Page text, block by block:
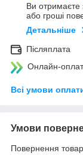
Ви отримаєте
або гроші
Детальніше
Післяплата
Онлайн-
Всі умови
Умови
Повернення